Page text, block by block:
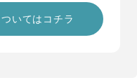
いてはコチラ